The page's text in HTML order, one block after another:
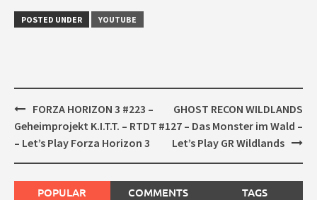
POSTED UNDER YOUTUBE
Post
navigation
FORZA HORIZON 3 #223 –
Geheimprojekt K.I.T.T. – RTDT
– Let’s Play Forza Horizon 3
GHOST RECON WILDLANDS
#127 – Das Monster im Wald –
Let’s Play GR Wildlands
POPULAR COMMENTS TAGS